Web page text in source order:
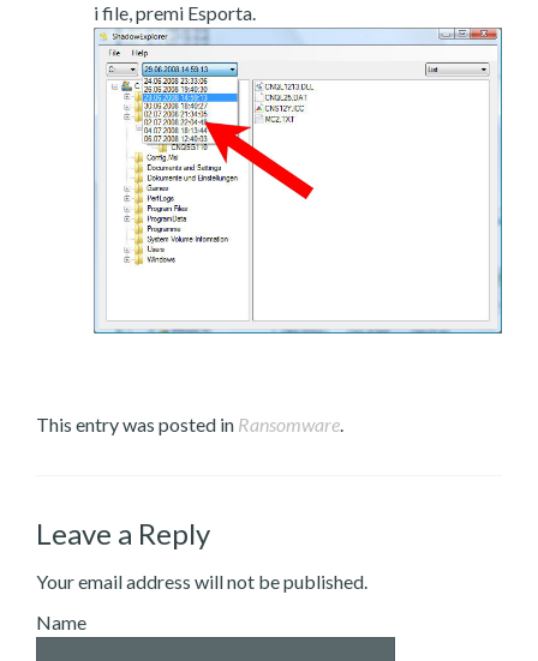
i file, premi Esporta.
This entry was posted in Ransomware.
Leave a Reply
Your email address will not be published.
Name